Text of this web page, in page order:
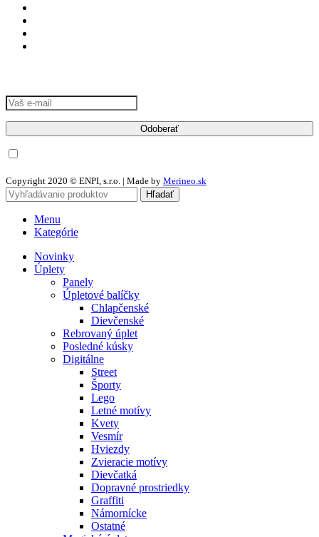
Copyright 2020 © ENPI, s.r.o. | Made by Merineo.sk
Hľadať
Menu
Kategórie
Novinky
Úplety
Panely
Úpletové balíčky
Chlapčenské
Dievčenské
Rebrovaný úplet
Posledné kúsky
Digitálne
Street
Športy
Lego
Letné motívy
Kvety
Vesmír
Hviezdy
Zvieracie motívy
Dievčatká
Dopravné prostriedky
Graffiti
Námornícke
Ostatné